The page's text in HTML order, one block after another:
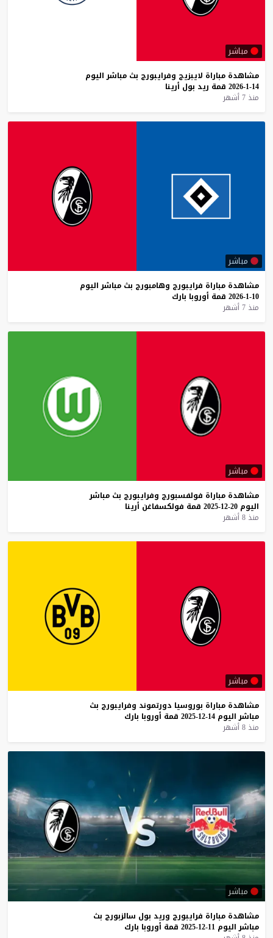
مباشر
مشاهدة مباراة لايبزيج وفرايبورج بث مباشر اليوم
14-1-2026
قمة ريد بول أرينا
منذ 7 أشهر
مباشر
مشاهدة مباراة فرايبورج وهامبورج بث مباشر اليوم
10-1-2026
قمة أوروبا بارك
منذ 7 أشهر
مباشر
مشاهدة مباراة فولفسبورج وفرايبورج بث مباشر
اليوم 20-12-2025 قمة فولكسفاغن أرينا
منذ 8 أشهر
مباشر
مشاهدة مباراة بوروسيا دورتموند وفرايبورج بث
مباشر اليوم 14-12-2025 قمة أوروبا بارك
منذ 8 أشهر
مباشر
مشاهدة مباراة فرايبورج وريد بول سالزبورج بث
مباشر اليوم 11-12-2025 قمة أوروبا بارك